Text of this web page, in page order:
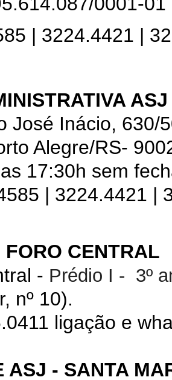
| 3224.4421 |
ASJ
José Inácio, 630/
Alegre/RS-
17:30h sem
| 3224.4421 |
CENTRAL
- Prédio I - 3º
nº 10).
ligação e
ASJ - SANTA